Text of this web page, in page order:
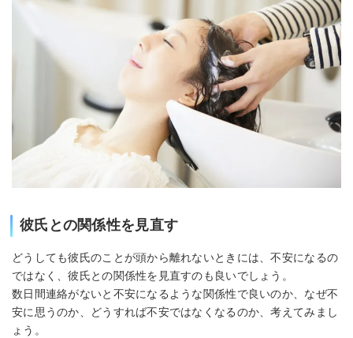
彼氏との関係性を見直す
どうしても彼氏のことが頭から離れないときには、不安になるの
ではなく、彼氏との関係性を見直すのも良いでしょう。
数日間連絡がないと不安になるような関係性で良いのか、なぜ不
安に思うのか、どうすれば不安ではなくなるのか、考えてみまし
ょう。